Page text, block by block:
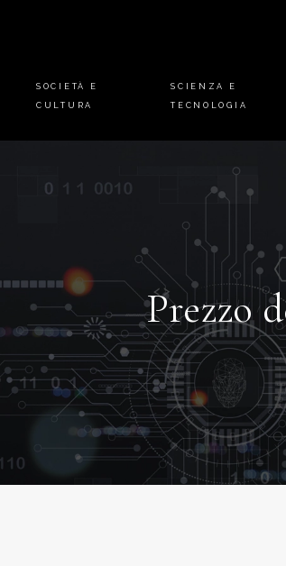
SOCIETÀ E
CULTURA
SCIENZA E
TECNOLOGIA
Prezzo